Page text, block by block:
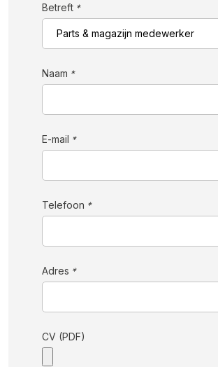
Betreft *
Naam *
E-mail *
Telefoon *
Adres *
CV (PDF)